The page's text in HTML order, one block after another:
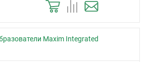
Maxim Integrated